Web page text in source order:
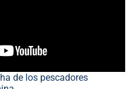
de los pescadores